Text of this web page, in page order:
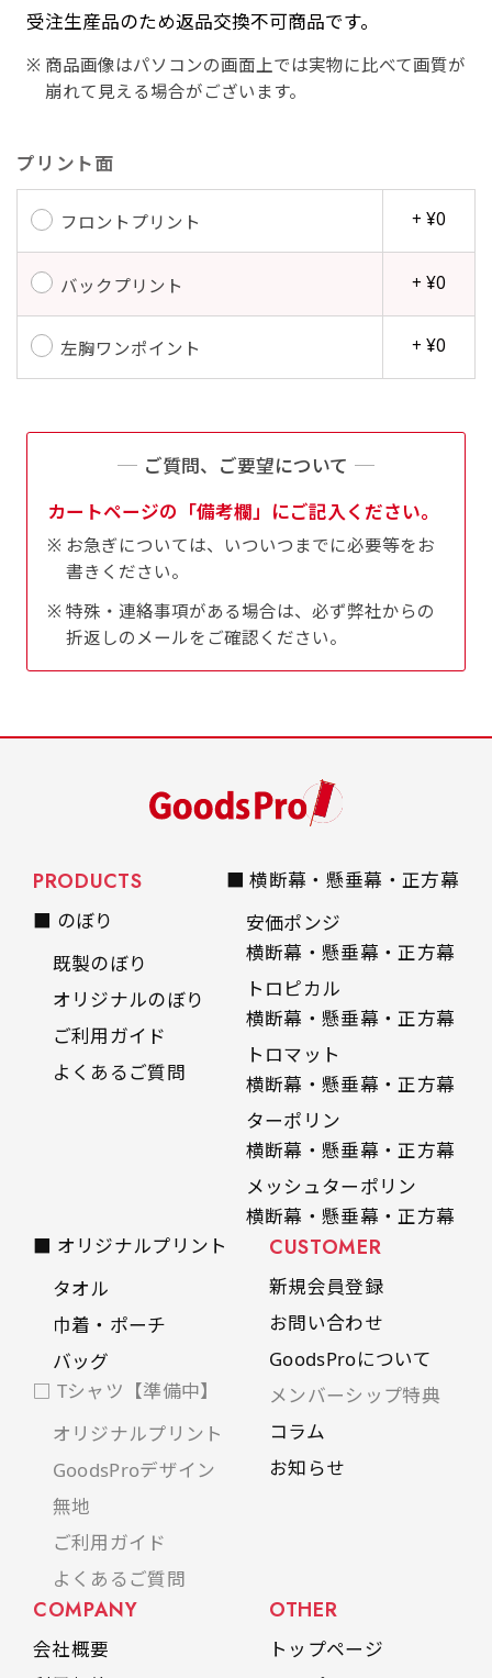
受注生産品のため返品交換不可商品です。
商品画像はパソコンの画面上では実物に比べて画質が
崩れて見える場合がございます。
プリント面
フロントプリント + ¥0
バックプリント + ¥0
左胸ワンポイント + ¥0
ご質問、ご要望について
カートページの「備考欄」にご記入ください。
お急ぎについては、いついつまでに必要等をお
書きください。
特殊・連絡事項がある場合は、必ず弊社からの
折返しのメールをご確認ください。
PRODUCTS
■ のぼり
既製のぼり
オリジナルのぼり
ご利用ガイド
よくあるご質問
■ 横断幕・懸垂幕・正方幕
安価ポンジ
横断幕・懸垂幕・正方幕
トロピカル
横断幕・懸垂幕・正方幕
トロマット
横断幕・懸垂幕・正方幕
ターポリン
横断幕・懸垂幕・正方幕
メッシュターポリン
横断幕・懸垂幕・正方幕
■ オリジナルプリント
タオル
巾着・ポーチ
バッグ
□ Tシャツ【準備中】
オリジナルプリント
GoodsProデザイン
無地
ご利用ガイド
よくあるご質問
CUSTOMER
新規会員登録
お問い合わせ
GoodsProについて
メンバーシップ特典
コラム
お知らせ
COMPANY
会社概要
OTHER
トップページ